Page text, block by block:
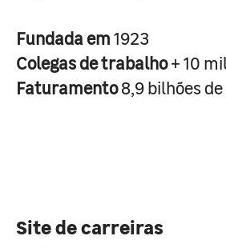
Fundada em1923
Colegas de trabalho+ 10
Faturamento8,9 bilhões
Site de carreiras